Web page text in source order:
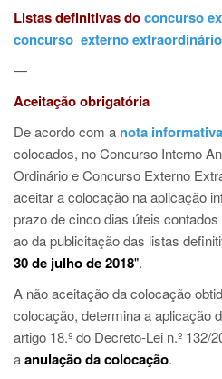
Listas definitivas doconcurso
concurso externo extraordinário
—
Aceitação obrigatória
De acordo com a nota informativa
colocados, no Concurso Interno
Ordinário e Concurso Externo
aceitar a colocação na aplicação
prazo de cinco dias úteis
ao da publicitação das listas
30 de julho de 2018".
A não aceitação da colocação
colocação, determina a aplicação
artigo 18.º do Decreto-Lei n.º 132/
aanulação da colocação.